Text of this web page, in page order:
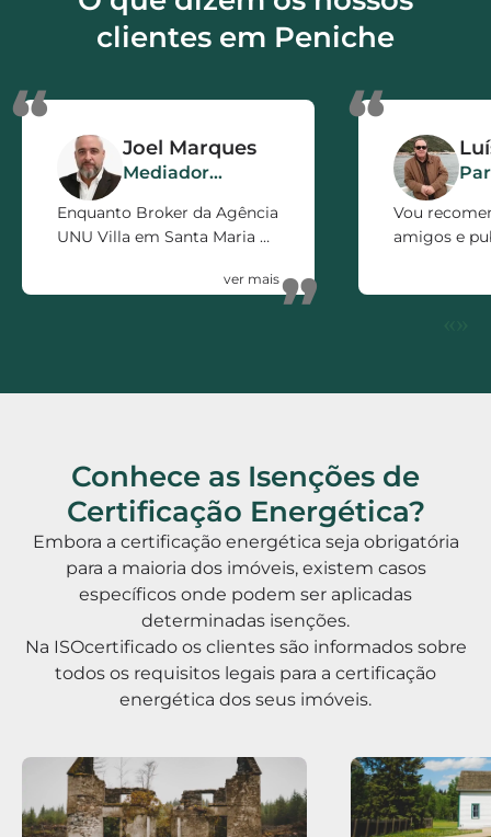
nossa agenda.
clientes em Peniche
“
”
Joel Marques
Mediador
Enquanto Broker da Agência
UNU Villa em Santa Maria da
a ISOcertificado como
“
Vou
amigos e
Conhece as Isenções de
Certificação Energética?
Embora a certificação energética seja obrigatória
para a maioria dos imóveis, existem casos
específicos onde podem ser aplicadas
determinadas isenções.
Na ISOcertificado os clientes são informados sobre
todos os requisitos legais para a certificação
energética dos seus imóveis.